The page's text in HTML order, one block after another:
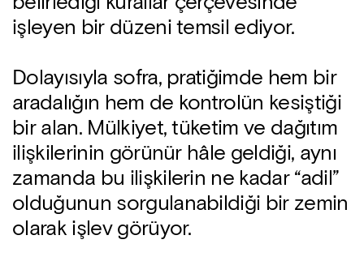
işleyen bir düzeni temsil ediyor.
Dolayısıyla sofra, pratiğimde hem bir
aradalığın hem de kontrolün kesiştiği
bir alan. Mülkiyet, tüketim ve dağıtım
ilişkilerinin görünür hâle geldiği, aynı
zamanda bu ilişkilerin ne kadar “adil”
olduğunun sorgulanabildiği bir zemin
olarak işlev görüyor.